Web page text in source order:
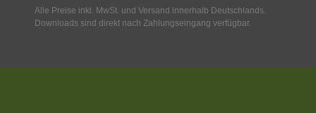
Alle Preise inkl. MwSt. und Versand innerhalb Deutschlands.
Downloads sind direkt nach Zahlungseingang verfügbar.